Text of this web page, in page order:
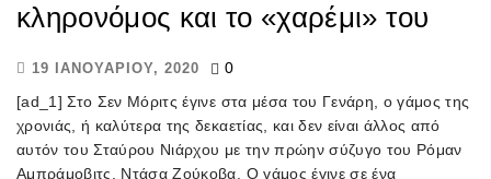
κληρονόμος και το «χαρέμι» του
19 ΙΑΝΟΥΑΡΊΟΥ, 2020
0
[ad_1] Στο Σεν Μόριτς έγινε στα μέσα του Γενάρη, ο γάμος της
χρονιάς, ή καλύτερα της δεκαετίας, και δεν είναι άλλος από
αυτόν του Σταύρου Νιάρχου με την πρώην σύζυγο του Ρόμαν
Αμπράμοβιτς, Ντάσα Ζούκοβα. Ο γάμος έγινε σε ένα